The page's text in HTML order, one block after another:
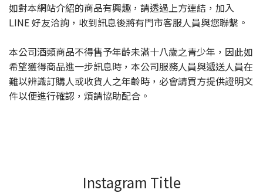
如對本網站介紹的商品有興趣，請透過上方連結，加入
LINE 好友洽詢，收到訊息後將有門市客服人員與您聯繫。
本公司酒類商品不得售予年齡未滿十八歲之青少年，因此如
希望獲得商品進一步訊息時，本公司服務人員與遞送人員在
難以辨識訂購人或收貨人之年齡時，必會請買方提供證明文
件以便進行確認，煩請協助配合。
Instagram Title